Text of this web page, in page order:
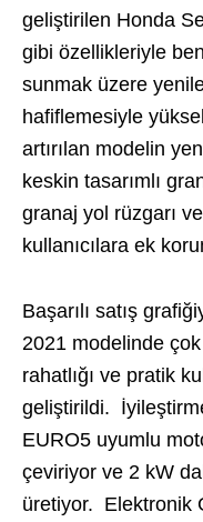
geliştirilen Honda
gibi özellikleriyle
sunmak üzere
hafiflemesiyle
artırılan modelin
keskin tasarımlı
granaj yol rüzgarı
kullanıcılara ek
Başarılı satış
2021 modelinde
rahatlığı ve pratik
geliştirildi.
EURO5 uyumlu
çeviriyor ve 2 kW
üretiyor. Elektronik